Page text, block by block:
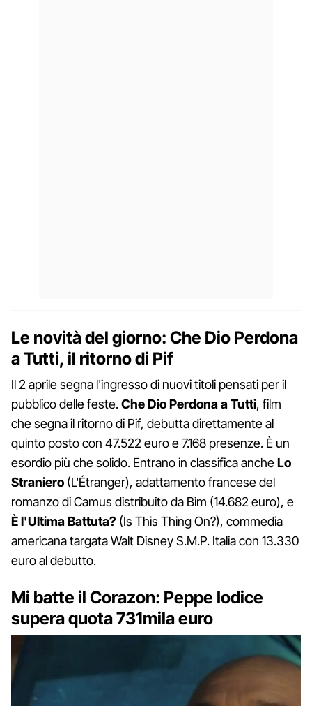
Le novità del giorno: Che Dio Perdona
a Tutti, il ritorno di Pif
Il 2 aprile segna l'ingresso di nuovi titoli pensati per il
pubblico delle feste.Che Dio Perdona a Tutti, film
che segna il ritorno di Pif, debutta direttamente al
quinto posto con 47.522 euro e 7.168 presenze. È un
esordio più che solido. Entrano in classifica ancheLo
Straniero (L'Étranger), adattamento francese del
romanzo di Camus distribuito da Bim (14.682 euro), e
È l'Ultima Battuta? (Is This Thing On?), commedia
americana targata Walt Disney S.M.P. Italia con 13.330
euro al debutto.
Mi batte il Corazon: Peppe Iodice
supera quota 731mila euro